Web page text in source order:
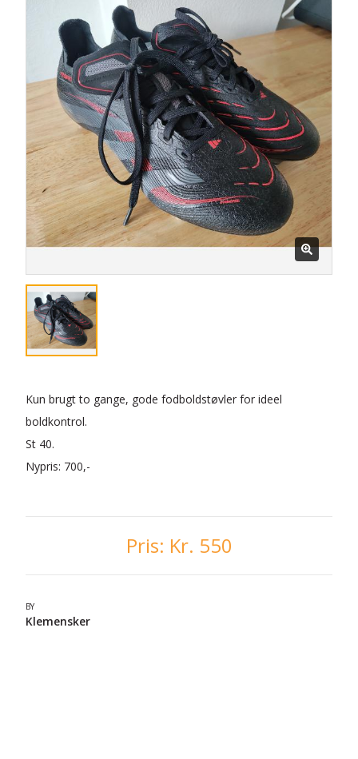
Kun brugt to gange, gode fodboldstøvler for ideel
boldkontrol.
St 40.
Nypris: 700,-
Pris: Kr. 550
BY
Klemensker